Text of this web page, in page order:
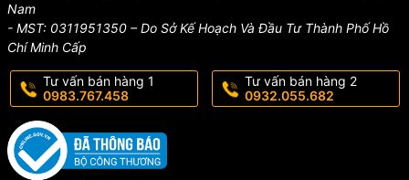
CÔNG TY TNHH TM & DV HATOK
VP Hồ Chí Minh: 21/2 Đường Huỳnh Thị Hai, Tổ 1, Khu
Phố 8, P. Tân Chánh Hiệp, Q.12, Hồ Chí Minh.
VP Hà Nội: 19 Ngõ 48, Ngọc Trì, Tổ 7, P. Thạch Bàn,
Q. Long Biên, Hà Nội.
Hotline:0983.767.458 – 0975.977.458
Nam
- MST: 0311951350 – Do Sở Kế Hoạch Và Đầu Tư Thành Phố Hồ
Chí Minh Cấp
Tư vấn bán hàng 1
0983.767.458
Tư vấn bán hàng 2
0932.055.682